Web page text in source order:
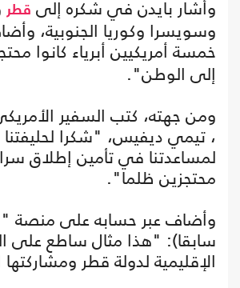
وأشار بايدن في شكره إلى قطر
وسويسرا وكوريا الجنوبية،
خمسة أمريكيين أبرياء كانوا
إلى الوطن".
ومن جهته، كتب السفير
، تيمي ديفيس، "شكرا لحليفتنا
محتجزين ظلما".
وأضاف عبر حسابه على منصة
سابقا): "هذا مثال ساطع على
الإقليمية لدولة قطر ومشاركتها